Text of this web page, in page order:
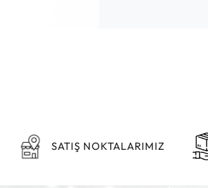
SATIŞ NOKTALARIMIZ